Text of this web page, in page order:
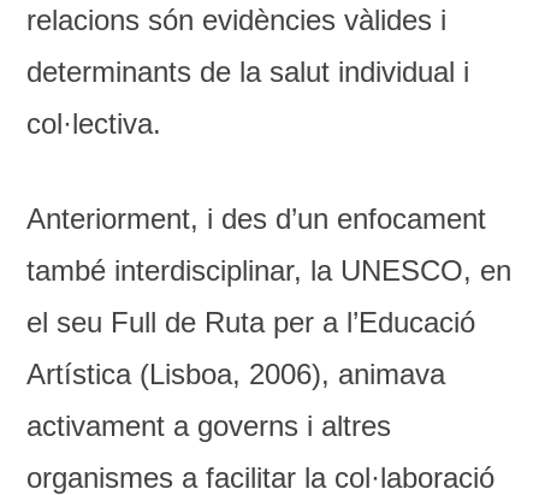
relacions són evidències vàlides i
determinants de la salut individual i
col·lectiva.
Anteriorment, i des d’un enfocament
també interdisciplinar, la UNESCO, en
el seu Full de Ruta per a l’Educació
Artística (Lisboa, 2006), animava
activament a governs i altres
organismes a facilitar la col·laboració